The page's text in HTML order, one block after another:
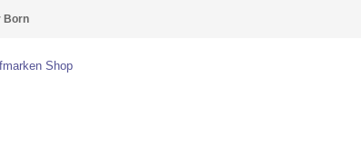
Born